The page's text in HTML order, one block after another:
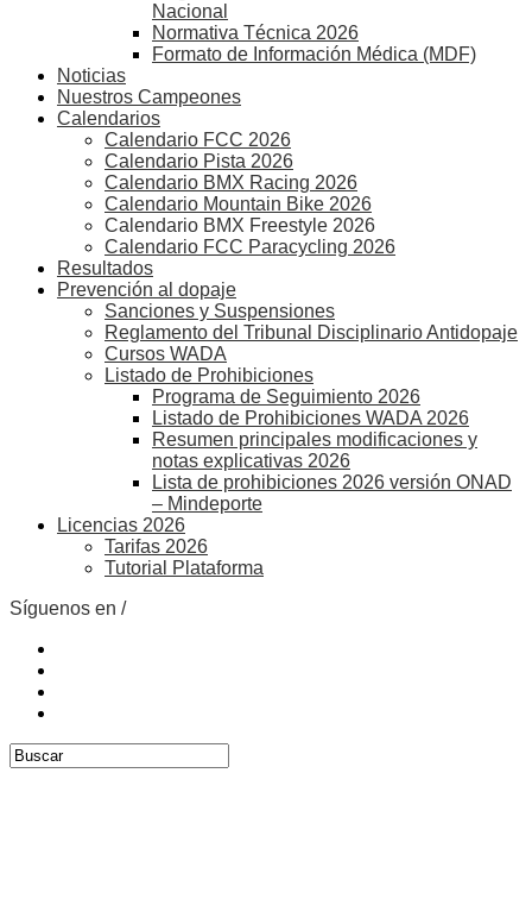
Nacional
Normativa Técnica 2026
Formato de Información Médica (MDF)
Noticias
Nuestros Campeones
Calendarios
Calendario FCC 2026
Calendario Pista 2026
Calendario BMX Racing 2026
Calendario Mountain Bike 2026
Calendario BMX Freestyle 2026
Calendario FCC Paracycling 2026
Resultados
Prevención al dopaje
Sanciones y Suspensiones
Reglamento del Tribunal Disciplinario Antidopaje
Cursos WADA
Listado de Prohibiciones
Programa de Seguimiento 2026
Listado de Prohibiciones WADA 2026
Resumen principales modificaciones y
notas explicativas 2026
Lista de prohibiciones 2026 versión ONAD
– Mindeporte
Licencias 2026
Tarifas 2026
Tutorial Plataforma
Síguenos en /